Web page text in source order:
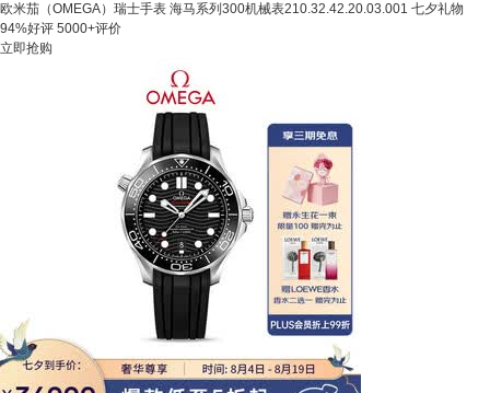
欧米茄（OMEGA）瑞士手表 海马系列300机械表210.32.42.20.03.001 七夕礼物
94%好评 5000+评价
立即抢购